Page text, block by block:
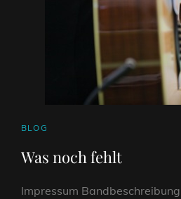
CAT
BLOG
Was noch fehlt
Impressum